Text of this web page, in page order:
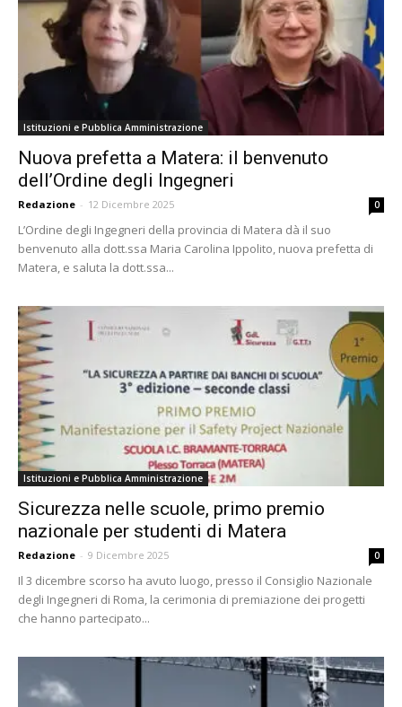
Istituzioni e Pubblica Amministrazione
Nuova prefetta a Matera: il benvenuto
dell’Ordine degli Ingegneri
Redazione - 12 Dicembre 2025 0
L’Ordine degli Ingegneri della provincia di Matera dà il suo
benvenuto alla dott.ssa Maria Carolina Ippolito, nuova prefetta di
Matera, e saluta la dott.ssa...
Istituzioni e Pubblica Amministrazione
Sicurezza nelle scuole, primo premio
nazionale per studenti di Matera
Redazione - 9 Dicembre 2025 0
Il 3 dicembre scorso ha avuto luogo, presso il Consiglio Nazionale
degli Ingegneri di Roma, la cerimonia di premiazione dei progetti
che hanno partecipato...